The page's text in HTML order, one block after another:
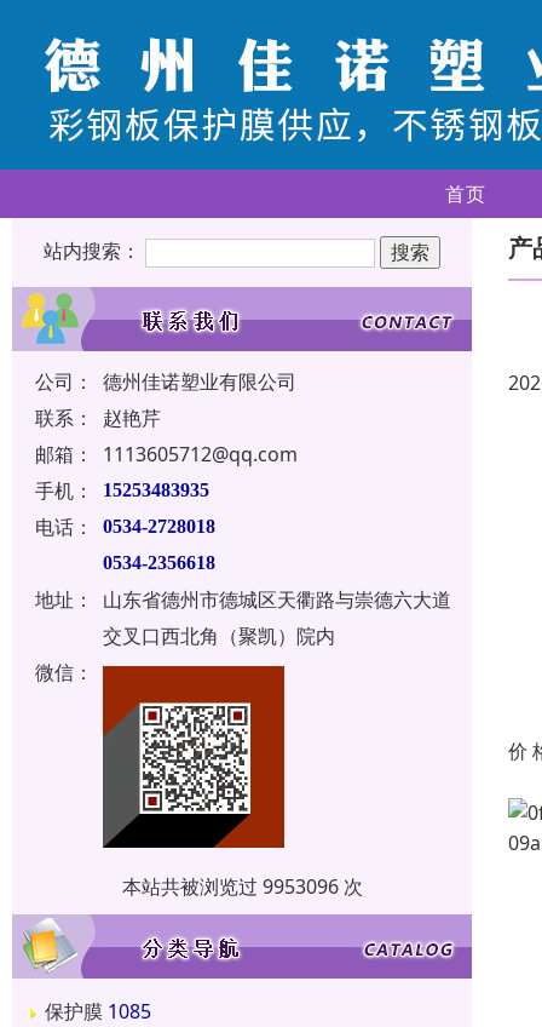
首页
站内搜索：
公司：
德州佳诺塑业有限公司
联系：
赵艳芹
邮箱：
1113605712@qq.com
手机：
15253483935
电话：
0534-2728018
0534-2356618
地址：
山东省德州市德城区天衢路与崇德六大道
交叉口西北角（聚凯）院内
微信：
本站共被浏览过 9953096 次
保护膜 1085
产
价